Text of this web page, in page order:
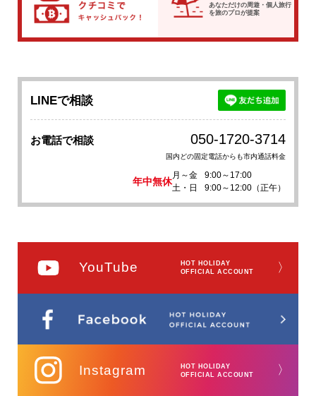
あなただけの周遊・個人旅行
を旅のプロが提案
LINEで相談
お電話で相談 050-1720-3714
国内どの固定電話からも市内通話料金
年中無休
月～金
9:00～17:00
土・日
9:00～12:00（正午）
YouTube
HOT HOLIDAY
OFFICIAL ACCOUNT
〉
Instagram
HOT HOLIDAY
OFFICIAL ACCOUNT
〉